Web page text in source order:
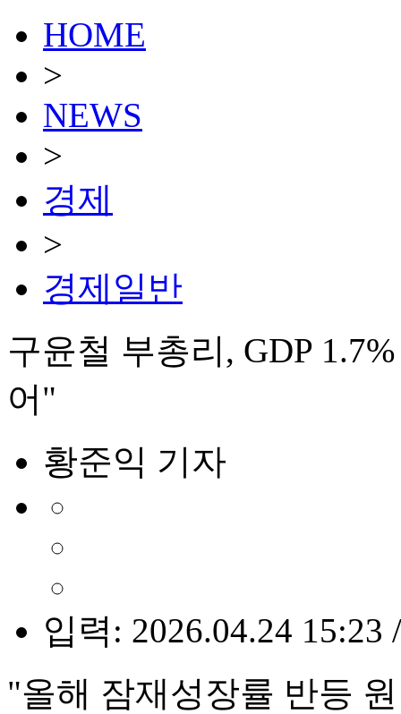
HOME
>
NEWS
>
경제
>
경제일반
구윤철 부총리, GDP
어"
황준익 기자
입력: 2026.04.24 15:23
"올해 잠재성장률 반등